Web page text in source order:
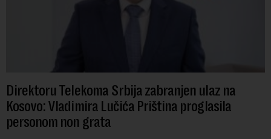
Direktoru Telekoma Srbija zabranjen ulaz na
Kosovo: Vladimira Lučića Priština proglasila
personom non grata